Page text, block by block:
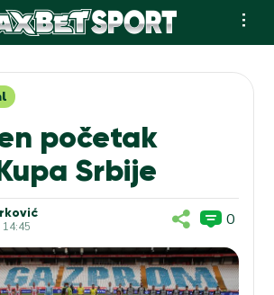
početak
Srbije
0